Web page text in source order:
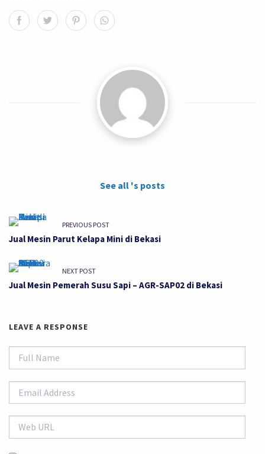
See all 's posts
PREVIOUS POST
Jual Mesin Parut Kelapa Mini di Bekasi
NEXT POST
Jual Mesin Pemerah Susu Sapi – AGR-SAP02 di Bekasi
LEAVE A RESPONSE